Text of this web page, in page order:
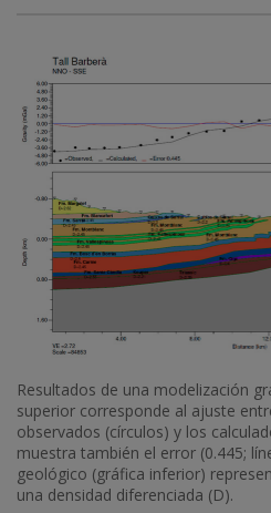
Resultados de una modelización
superior corresponde al ajuste
observados (círculos) y los
muestra también el error (0.445;
geológico (gráfica inferior)
una densidad diferenciada (D).